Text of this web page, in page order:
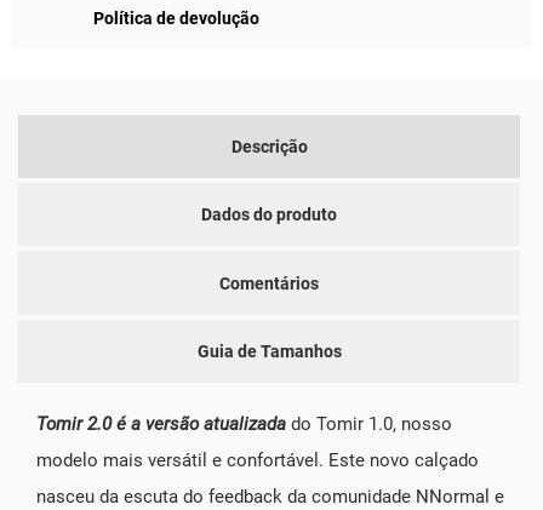
Política de devolução
Descrição
Dados do produto
Comentários
Guia de Tamanhos
Tomir 2.0 é a versão atualizada do Tomir 1.0, nosso
modelo mais versátil e confortável. Este novo calçado
nasceu da escuta do feedback da comunidade NNormal e